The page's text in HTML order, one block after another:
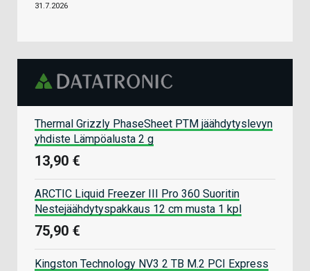
31.7.2026
Thermal Grizzly PhaseSheet PTM jäähdytyslevyn
yhdiste Lämpöalusta 2 g
13,90 €
ARCTIC Liquid Freezer III Pro 360 Suoritin
Nestejäähdytyspakkaus 12 cm musta 1 kpl
75,90 €
Kingston Technology NV3 2 TB M.2 PCI Express